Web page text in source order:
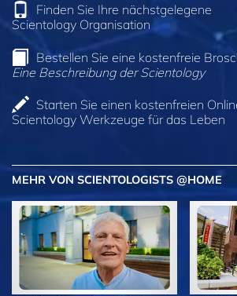
Finden Sie Ihre nächstgelegene
Scientology Organisation
Bestellen Sie eine kostenfreie
Eine Beschreibung der Scientology
Starten Sie einen kostenfreien
Scientology Werkzeuge für das Leben
MEHR VON SCIENTOLOGISTS @HOME